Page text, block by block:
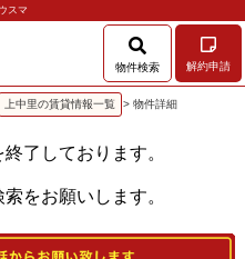
スマ
物件検索 解約申請
上中里の賃貸情報一覧 > 物件詳細
了しております。
をお願いします。